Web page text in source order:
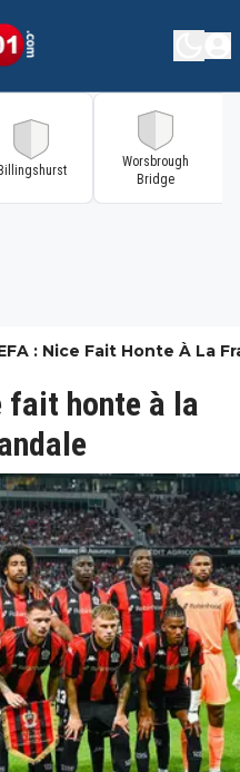
Billingshurst
Worsbrough
Bridge
: Nice Fait Honte À La
fait honte à la